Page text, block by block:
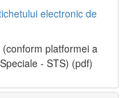
electronic de
(conform platformei a
- STS) (pdf)